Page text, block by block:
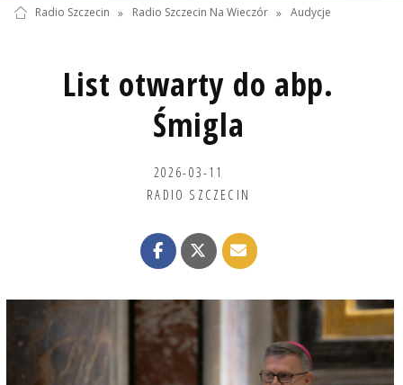
Radio Szczecin » Radio Szczecin Na Wieczór » Audycje
List otwarty do abp.
Śmigla
2026-03-11
RADIO SZCZECIN